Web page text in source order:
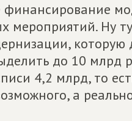
финансирование
мероприятий. Ну
которую
до 10 млрд
4,2 млрд, то
а